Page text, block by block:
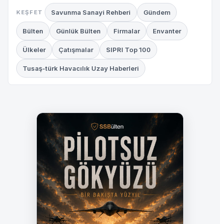
KEŞFET Savunma Sanayi Rehberi Gündem
Bülten Günlük Bülten Firmalar Envanter
Ülkeler Çatışmalar SIPRI Top 100
Tusaş-türk Havacılık Uzay Haberleri